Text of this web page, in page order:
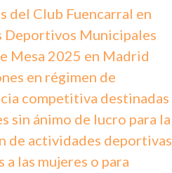
del Club Fuencarral en
Deportivos Municipales
Mesa 2025 en Madrid
en régimen de
competitiva destinadas
sin ánimo de lucro para la
de actividades deportivas
a las mujeres o para